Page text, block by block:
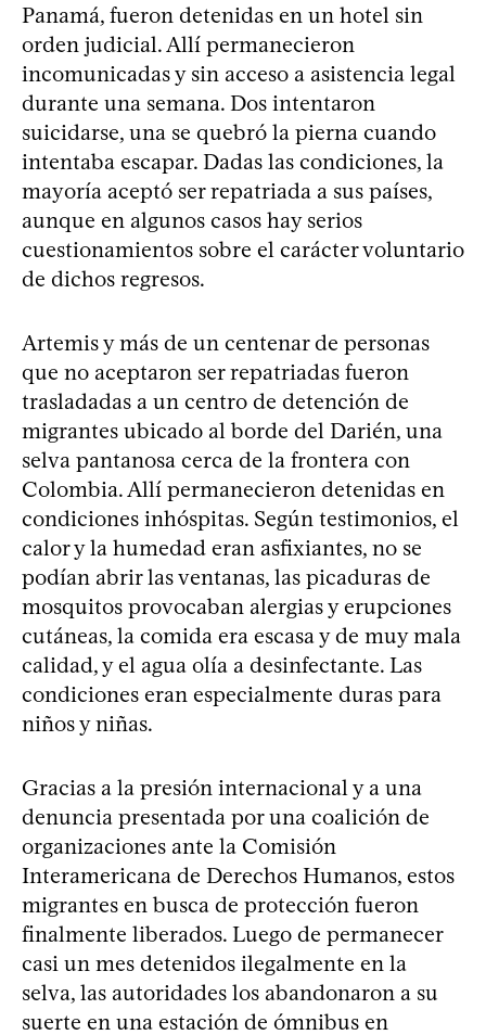
Panamá, fueron detenidas en un hotel sin
orden judicial. Allí permanecieron
incomunicadas y sin acceso a asistencia legal
durante una semana. Dos intentaron
suicidarse, una se quebró la pierna cuando
intentaba escapar. Dadas las condiciones, la
mayoría aceptó ser repatriada a sus países,
aunque en algunos casos hay serios
cuestionamientos sobre el carácter voluntario
de dichos regresos.
Artemis y más de un centenar de personas
que no aceptaron ser repatriadas fueron
trasladadas a un centro de detención de
migrantes ubicado al borde del Darién, una
selva pantanosa cerca de la frontera con
Colombia. Allí permanecieron detenidas en
condiciones inhóspitas. Según testimonios, el
calor y la humedad eran asfixiantes, no se
podían abrir las ventanas, las picaduras de
mosquitos provocaban alergias y erupciones
cutáneas, la comida era escasa y de muy mala
calidad, y el agua olía a desinfectante. Las
condiciones eran especialmente duras para
niños y niñas.
Gracias a la presión internacional y a una
denuncia presentada por una coalición de
organizaciones ante la Comisión
Interamericana de Derechos Humanos, estos
migrantes en busca de protección fueron
finalmente liberados. Luego de permanecer
casi un mes detenidos ilegalmente en la
selva, las autoridades los abandonaron a su
suerte en una estación de ómnibus en